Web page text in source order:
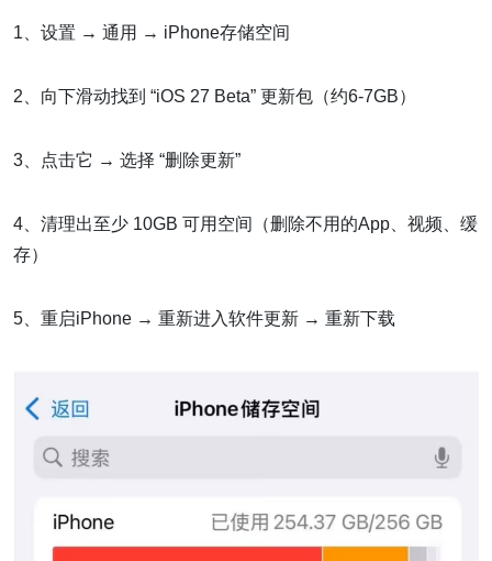
1、设置 → 通用 → iPhone存储空间
2、向下滑动找到 “iOS 27 Beta” 更新包（约6-7GB）
3、点击它 → 选择 “删除更新”
4、清理出至少 10GB 可用空间（删除不用的App、视频、缓
存）
5、重启iPhone → 重新进入软件更新 → 重新下载